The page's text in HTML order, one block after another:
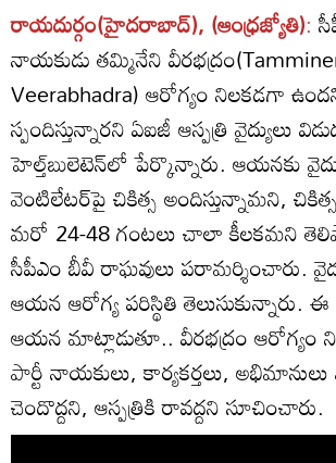
రాయదుర్గం(హైదరాబాద్), (ఆంధ్రజ్యోతి):
నాయకుడు తమ్మినేని
Veerabhadra) ఆరోగ్యం నిలకడగా
స్పందిస్తున్నారని ఏఐజీ ఆస్పత్రి వైద్యులు
హెల్త్‌బులెటెన్‌లో పేర్కొన్నారు. ఆయనకు
వెంటిలేటర్‌పై చికిత్స అందిస్తున్నామని,
మరో 24-48 గంటలు చాలా కీలకమని
సీపీఎం బీవీ రాఘవులు పరామర్శించారు.
ఆయన ఆరోగ్య పరిస్థితి తెలుసుకున్నారు.
ఆయన మాట్లాడుతూ.. వీరభద్రం ఆరోగ్యం
పార్టీ నాయకులు, కార్యకర్తలు,
చెందొద్దని, ఆస్పత్రికి రావద్దని సూచించారు.